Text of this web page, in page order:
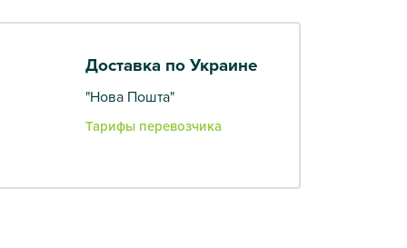
Доставка по Украине
"Нова Пошта"
Тарифы перевозчика